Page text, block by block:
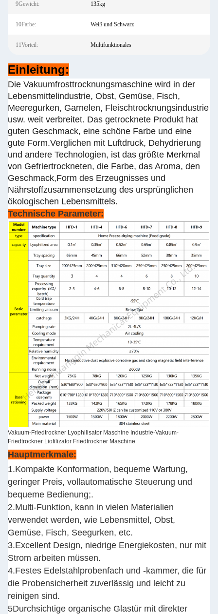
9Gewicht: 135kg
10Farbe: Weiß und Schwarz
11Vorteil: Multifunktionales
Einleitung:
Die Vakuumfrosttrocknungsmaschine wird in der
Lebensmittelindustrie, Obst, Gemüse, Fisch,
Meeregurken, Garnelen, Fleischtrocknungsindustrie
usw. weit verbreitet. Das getrocknete Produkt hat
guten Geschmack, eine schöne Farbe und eine
gute Form.Verglichen mit Luftdruck, Dehydrierung
und andere Technologien, ist das größte Merkmal
von Gefriertrockneten, die Farbe, das Aroma, den
Geschmack,Form des Erzeugnisses und
Nährstoffzusammensetzung des ursprünglichen
ökologischen Lebensmittels.
Technische Parameter:
Vakuum-Friedtrockner Lyophilisator Maschine Industrie-Vakuum-
Friedtrockner Liofilizator Friedtrockner Maschine
Hauptmerkmale:
1.Kompakte Konformation, bequeme Wartung,
geringer Preis, vollautomatische Steuerung und
bequeme Bedienung;.
2.Multi-Funktion, kann in vielen Materialien
verwendet werden, wie Lebensmittel, Obst,
Gemüse, Fisch, Seegurken, etc.
3.Excellent Design, niedrige Energiekosten, nur mit
Strom arbeiten müssen.
4.Festes Edelstahlprobenfach und -kammer, die für
die Probensicherheit zuverlässig und leicht zu
reinigen sind.
5Durchsichtige organische Glastür mit direkter